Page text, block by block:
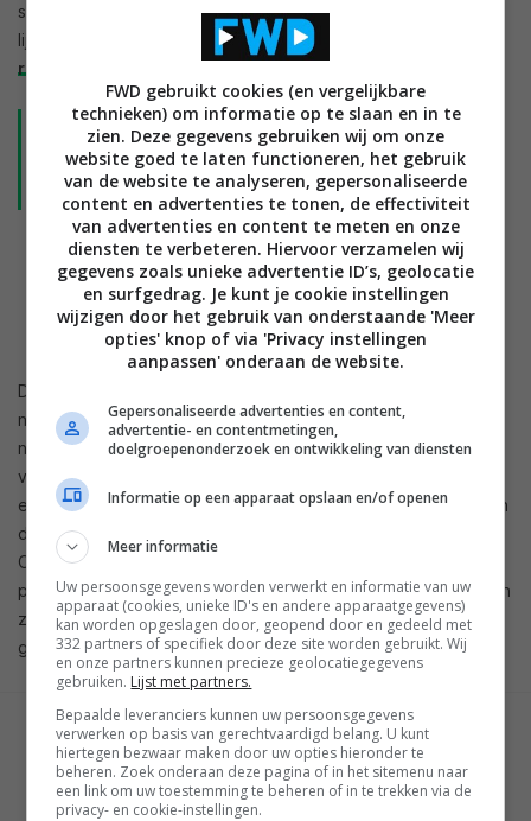
smartphone “fast and smooth” moet zijn. De ronde hoeken
lijken in elk geval op de hoeken die we hebben gezien op
renders
Excited to share the next product from OnePlus will
unleash a new era of Fast and Smooth. Especially Smooth!
Smooth is more challenging than Fast – a true test of
hardware and software.
The new product is just beautiful – I can’t wait for you to
see it! ?✨ pic.twitter.com/yPU9sEbeIv
— Pete Lau (@petelau2007) 17 april 2019
De tekst “fast and smooth” heeft mogelijk betrekking op het
nieuwe scherm dat OnePlus zal introduceren. Er schijnt
namelijk een OnePlus 7 Pro uit te komen die wordt voorzien
van een scherm met een verversingssnelheid van 90 Hz. Met
een hogere verversingssnelheid kun je inderdaad garanderen
dat schermen sneller aanvoelen. De verwachting is dat
OnePlus de telefoons op 14 mei aanstaande zal gaan
presenteren tijdens een presentatie die wereldwijd te volgen
zal zijn. Tot die tijd moeten we het doen met tweets en
geruchten.
GESCHREVEN DOOR
WESLEY AKKERMAN
FWD gebruikt cookies (en vergelijkbare
technieken) om informatie op te slaan en in te
zien. Deze gegevens gebruiken wij om onze
website goed te laten functioneren, het gebruik
van de website te analyseren, gepersonaliseerde
content en advertenties te tonen, de effectiviteit
van advertenties en content te meten en onze
diensten te verbeteren. Hiervoor verzamelen wij
gegevens zoals unieke advertentie ID’s, geolocatie
en surfgedrag. Je kunt je cookie instellingen
wijzigen door het gebruik van onderstaande 'Meer
opties' knop of via 'Privacy instellingen
aanpassen' onderaan de website.
Gepersonaliseerde advertenties en content,
advertentie- en contentmetingen,
doelgroepenonderzoek en ontwikkeling van diensten
Informatie op een apparaat opslaan en/of openen
Meer informatie
Uw persoonsgegevens worden verwerkt en informatie van uw
apparaat (cookies, unieke ID's en andere apparaatgegevens)
kan worden opgeslagen door, geopend door en gedeeld met
332 partners of specifiek door deze site worden gebruikt. Wij
en onze partners kunnen precieze geolocatiegegevens
gebruiken. Lijst met partners.
Bepaalde leveranciers kunnen uw persoonsgegevens
verwerken op basis van gerechtvaardigd belang. U kunt
hiertegen bezwaar maken door uw opties hieronder te
beheren. Zoek onderaan deze pagina of in het sitemenu naar
een link om uw toestemming te beheren of in te trekken via de
privacy- en cookie-instellingen.